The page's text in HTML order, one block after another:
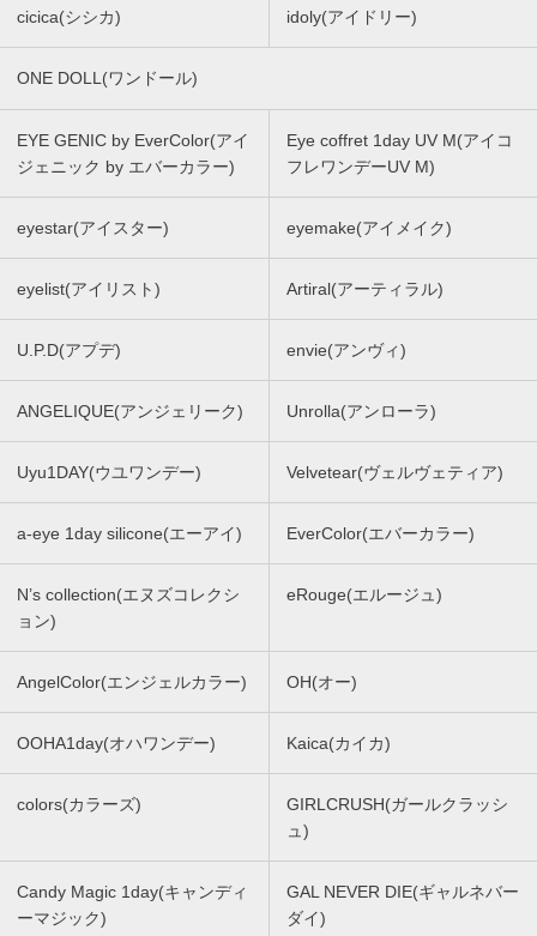
cicica(シシカ) idoly(アイドリー)
ONE DOLL(ワンドール)
EYE GENIC by EverColor(アイ
ジェニック by エバーカラー)
Eye coffret 1day UV M(アイコ
フレワンデーUV M)
eyestar(アイスター) eyemake(アイメイク)
eyelist(アイリスト) Artiral(アーティラル)
U.P.D(アプデ) envie(アンヴィ)
ANGELIQUE(アンジェリーク) Unrolla(アンローラ)
Uyu1DAY(ウユワンデー) Velvetear(ヴェルヴェティア)
a-eye 1day silicone(エーアイ) EverColor(エバーカラー)
N’s collection(エヌズコレクシ
ョン)
eRouge(エルージュ)
AngelColor(エンジェルカラー) OH(オー)
OOHA1day(オハワンデー) Kaica(カイカ)
colors(カラーズ)
GIRLCRUSH(ガールクラッシ
ュ)
Candy Magic 1day(キャンディ
ーマジック)
GAL NEVER DIE(ギャルネバー
ダイ)